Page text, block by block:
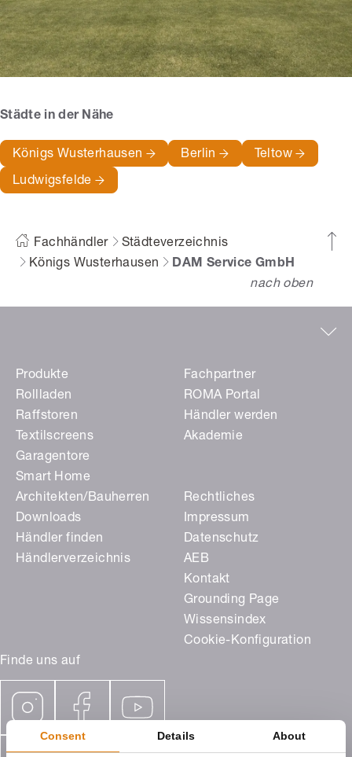
Consent Details About
Städte in der Nähe
Königs Wusterhausen Berlin Teltow
Ludwigsfelde
Fachhändler
Städteverzeichnis
Königs Wusterhausen
DAM Service GmbH
nach oben
Finde uns auf
Produkte
Rollladen
Raffstoren
Textilscreens
Garagentore
Smart Home
Fachpartner
ROMA Portal
Händler werden
Akademie
Architekten/Bauherren
Downloads
Händler finden
Händlerverzeichnis
Rechtliches
Impressum
Datenschutz
AEB
Kontakt
Grounding Page
Wissensindex
Cookie-Konfiguration